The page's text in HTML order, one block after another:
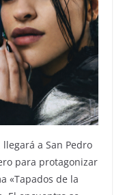
a San Pedro
para protagonizar
«Tapados de la